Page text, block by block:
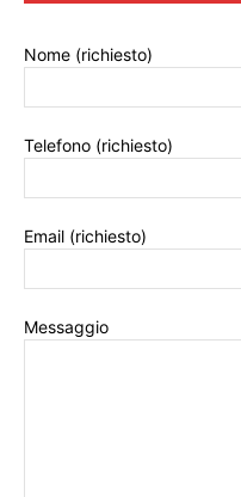
Nome (richiesto)
Telefono (richiesto)
Email (richiesto)
Messaggio